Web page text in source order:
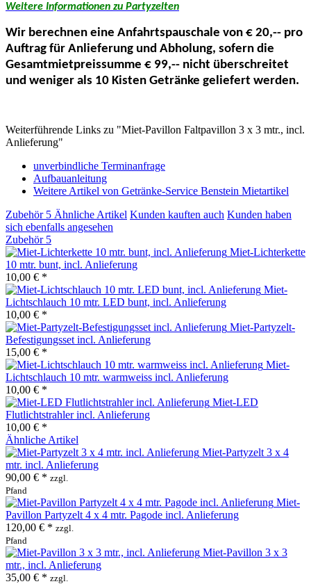
Weitere Informationen zu Partyzelten
Wir berechnen eine Anfahrtspauschale von € 20,-- pro
Auftrag für Anlieferung und Abholung, sofern die
Gesamtmietpreissumme € 99,-- nicht überschreitet
und weniger als 10 Kisten Getränke geliefert werden.
Weiterführende Links zu "Miet-Pavillon Faltpavillon 3 x 3 mtr., incl.
Anlieferung"
unverbindliche Terminanfrage
Aufbauanleitung
Weitere Artikel von Getränke-Service Benstein Mietartikel
Zubehör 5 Ähnliche Artikel Kunden kauften auch Kunden haben
sich ebenfalls angesehen
Zubehör 5
Miet-Lichterkette
10 mtr. bunt, incl. Anlieferung
10,00 € *
Miet-
Lichtschlauch 10 mtr. LED bunt, incl. Anlieferung
10,00 € *
Miet-Partyzelt-
Befestigungsset incl. Anlieferung
15,00 € *
Miet-
Lichtschlauch 10 mtr. warmweiss incl. Anlieferung
10,00 € *
Miet-LED
Flutlichtstrahler incl. Anlieferung
10,00 € *
Ähnliche Artikel
Miet-Partyzelt 3 x 4
mtr. incl. Anlieferung
90,00 € * zzgl.
Pfand
Miet-
Pavillon Partyzelt 4 x 4 mtr. Pagode incl. Anlieferung
120,00 € * zzgl.
Pfand
Miet-Pavillon 3 x 3
mtr., incl. Anlieferung
35,00 € * zzgl.